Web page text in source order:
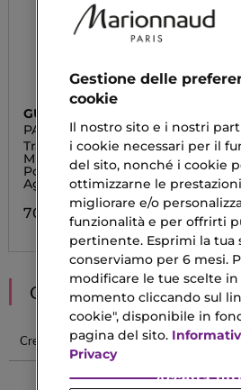
GUERLAIN
PARURE GOLD SKIN
DIAMOND MICRO-
POWDER
Transparent & Luminous
Micro-Perfection Loos
Powder - Effetto Anti-
Age
70,42 €
CONSIGLIATI PER TE
Crema Skin
Combination
Skin
Skin
Gestione delle
cookie
Il nostro sito e i nostri
i cookie necessari per il
del sito, nonché i cookie
ottimizzarne le
migliorare e/o
funzionalità e per offrirti
pertinente. Esprimi la tua
conserviamo per 6 mesi.
modificare le tue scelte in
momento cliccando sul
cookie", disponibile in
pagina del sito.
Privacy
Accetta